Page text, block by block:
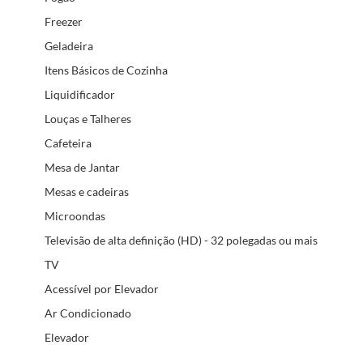
Freezer
Geladeira
Itens Básicos de Cozinha
Liquidificador
Louças e Talheres
Cafeteira
Mesa de Jantar
Mesas e cadeiras
Microondas
Televisão de alta definição (HD) - 32 polegadas ou mais
TV
Acessível por Elevador
Ar Condicionado
Elevador